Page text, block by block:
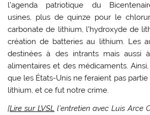
l’agenda patriotique du
usines, plus de quinze pour le
carbonate de lithium, l’hydroxyde de
création de batteries au lithium. Les
destinées à des intrants mais aussi
alimentaires et des médicaments.
que les États-Unis ne feraient pas
lithium, et ce fut notre crime.
[Lire sur LVSL l’entretien avec Luis Arce